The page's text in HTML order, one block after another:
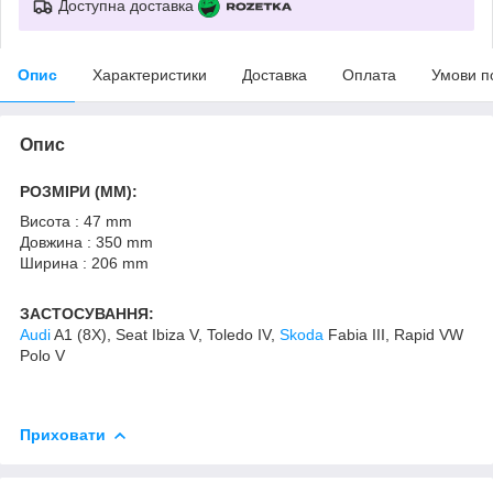
Доступна доставка
Опис Характеристики Доставка Оплата Умови
Опис
РОЗМІРИ (MM):
Висота : 47 mm
Довжина : 350 mm
Ширина : 206 mm
ЗАСТОСУВАННЯ:
AudiA1 (8X), Seat Ibiza V, Toledo IV, Skoda Fabia III, Rapid VW
Polo V
Приховати